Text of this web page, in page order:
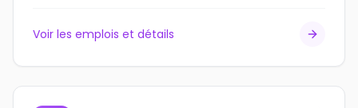
Voir les emplois et détails